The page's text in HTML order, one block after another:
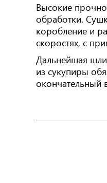
Высокие
обработки.
коробление и
скоростях, с
Дальнейшая
из сукупиры
окончательный